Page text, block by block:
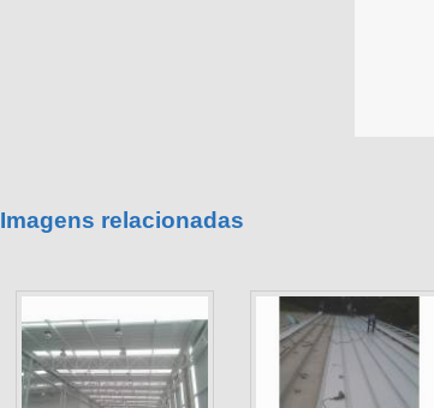
Imagens relacionadas